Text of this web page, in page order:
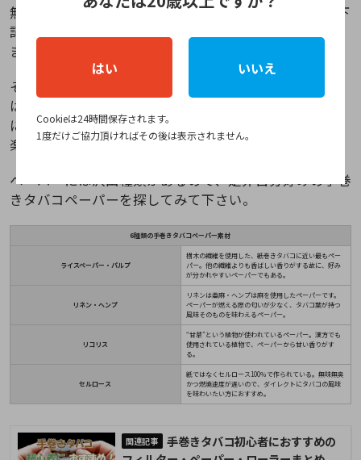
無だけでなく、ペーパーの素材も選ぶ事が出来ます。下
記の表の通り
ますよね。
そんな手巻きタバコ初心者の方におすすめのペーパー
は
にくいペーパー素材なので、タバコ葉(ジャグ)の風味を
楽しむ事ができます。
ペーパーには沢山種類があるので、是非自分好みの手巻
きタバコペーパーを探してみて下さい。
6種類の手巻きタバコペーパー素材
ライスペーパー・パルプ
樹木の繊維を使用した、紙巻きタバコに近い最もペー
パー。他の繊維よりも香ばしい香りがする故に、好み
が分かれやすいペーパーでもある。
リネン・ヘンプ
リネンは亜麻・ヘンプは麻を使用したペーパーです。
ペーパーが燃える際の匂いが少なく、タバコ葉が持つ
風味そのものを味わえるペーパー。
リコリス
“甘草”という植物が使われているペーパー。漢方でも
使用されている植物で、ペーパーから甘い香りがす
る。
セルロース
紙ではなくセルロース100％で作られている。無味無臭
かつ燃焼速度が遅いので、ダイレクトにタバコの風味
を味わいたい方におすすめ。
手巻きタバコ初心者におすすめの
はい いいえ
Cookieは24時間保存されます。
1度だけご協力頂ければその後は表示されません。